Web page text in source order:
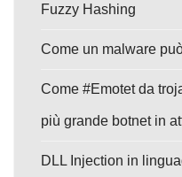
Fuzzy Hashing
Come un malware
Come #Emotet da
più grande botnet in
DLL Injection in